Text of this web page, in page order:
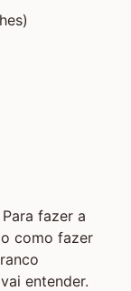
fazer a
como fazer
entender.